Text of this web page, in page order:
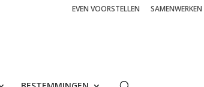
EVEN VOORSTELLEN